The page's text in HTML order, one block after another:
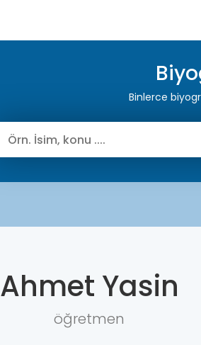
Binlerce
Ahmet Yasin
öğretmen